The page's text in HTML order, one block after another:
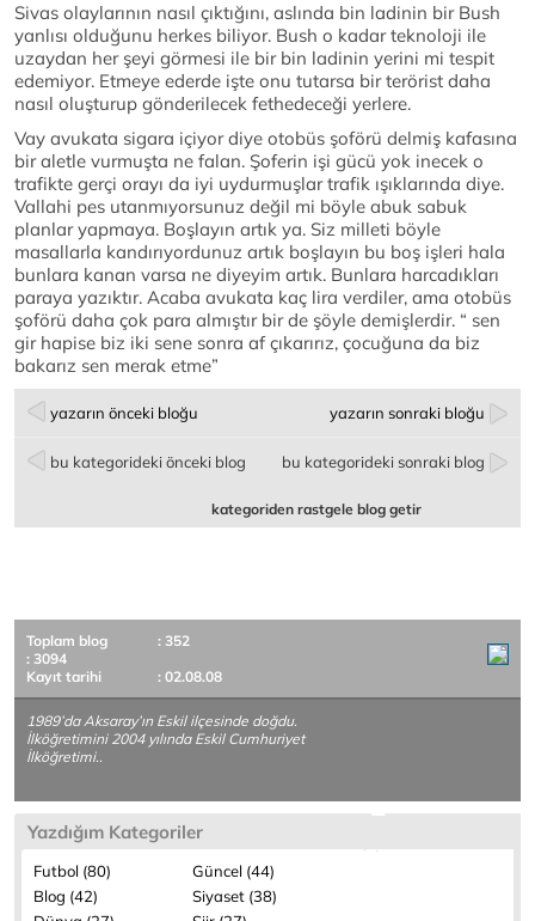
Sivas olaylarının nasıl çıktığını, aslında bin ladinin bir Bush
yanlısı olduğunu herkes biliyor. Bush o kadar teknoloji ile
uzaydan her şeyi görmesi ile bir bin ladinin yerini mi tespit
edemiyor. Etmeye ederde işte onu tutarsa bir terörist daha
nasıl oluşturup gönderilecek fethedeceği yerlere.
Vay avukata sigara içiyor diye otobüs şoförü delmiş kafasına
bir aletle vurmuşta ne falan. Şoferin işi gücü yok inecek o
trafikte gerçi orayı da iyi uydurmuşlar trafik ışıklarında diye.
Vallahi pes utanmıyorsunuz değil mi böyle abuk sabuk
planlar yapmaya. Boşlayın artık ya. Siz milleti böyle
masallarla kandırıyordunuz artık boşlayın bu boş işleri hala
bunlara kanan varsa ne diyeyim artık. Bunlara harcadıkları
paraya yazıktır. Acaba avukata kaç lira verdiler, ama otobüs
şoförü daha çok para almıştır bir de şöyle demişlerdir. “ sen
gir hapise biz iki sene sonra af çıkarırız, çocuğuna da biz
bakarız sen merak etme”
yazarın önceki bloğu yazarın sonraki bloğu
bu kategorideki önceki blog bu kategorideki sonraki blog
kategoriden rastgele blog getir
Toplam blog
: 352
: 3094
Kayıt tarihi
: 02.08.08
1989’da Aksaray’ın Eskil ilçesinde doğdu.
İlköğretimini 2004 yılında Eskil Cumhuriyet
İlköğretimi..
Yazdığım Kategoriler
Futbol (80)
Güncel (44)
Blog (42)
Siyaset (38)